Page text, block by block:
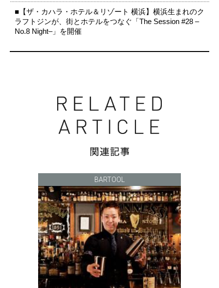
■【ザ・カハラ・ホテル＆リゾート 横浜】横浜生まれのク
ラフトジンが、街とホテルをつなぐ「The Session #28 –
No.8 Night–」を開催
BARTOOL